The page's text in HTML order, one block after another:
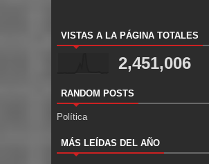
VISTAS A LA PÁGINA TOTALES
2,451,006
RANDOM POSTS
Política
MÁS LEÍDAS DEL AÑO